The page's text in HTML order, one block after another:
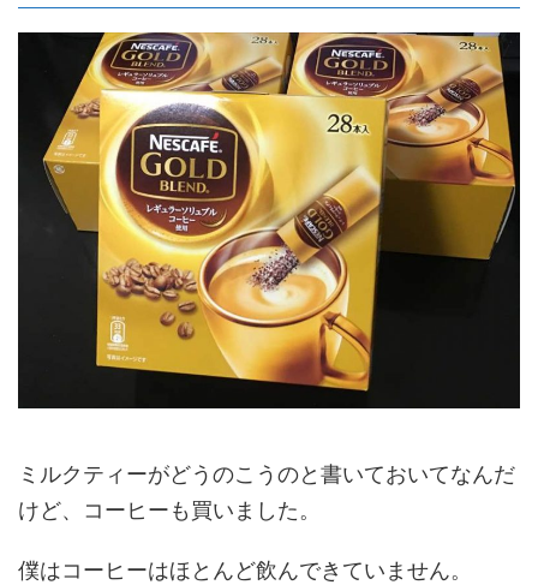
ミルクティーがどうのこうのと書いておいてなんだ
けど、コーヒーも買いました。
僕はコーヒーはほとんど飲んできていません。